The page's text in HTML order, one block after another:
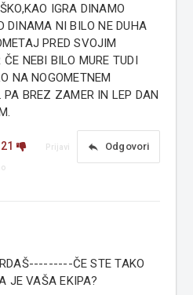
IGRA DINAMO
DINAMA NI BILO NE DUHA
PRED SVOJIM
ČE NEBI BILO MURE TUDI
NA NOGOMETNEM
PA BREZ ZAMER IN LEP DAN
21 reply Odgovori
Prijavi
ČE STE TAKO
JE VAŠA EKIPA?